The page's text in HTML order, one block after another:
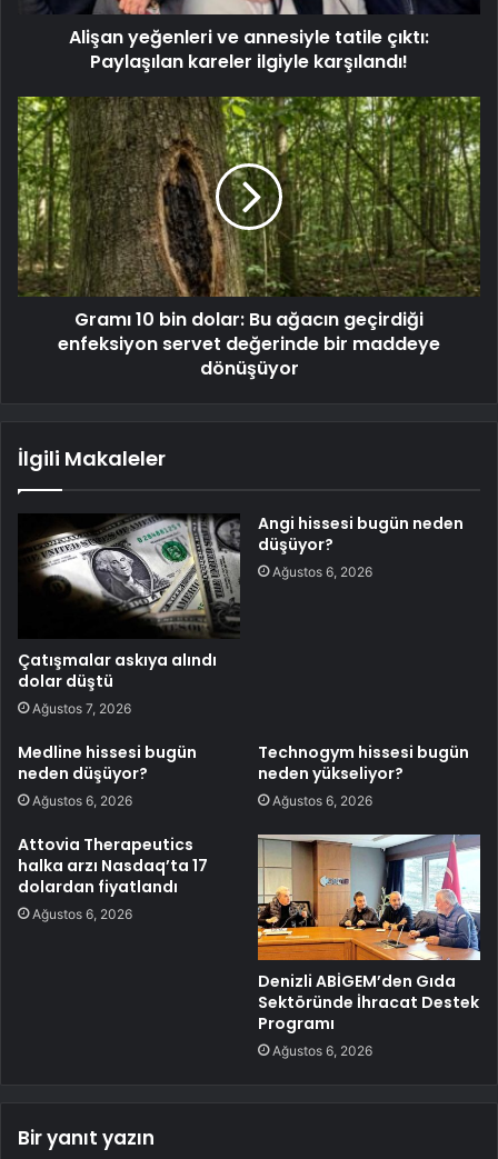
Alişan yeğenleri ve annesiyle tatile çıktı:
Paylaşılan kareler ilgiyle karşılandı!
Gramı 10 bin dolar: Bu ağacın geçirdiği
enfeksiyon servet değerinde bir maddeye
dönüşüyor
İlgili Makaleler
Çatışmalar askıya alındı
dolar düştü
Ağustos 7, 2026
Angi hissesi bugün neden
düşüyor?
Ağustos 6, 2026
Medline hissesi bugün
neden düşüyor?
Ağustos 6, 2026
Technogym hissesi bugün
neden yükseliyor?
Ağustos 6, 2026
Attovia Therapeutics
halka arzı Nasdaq’ta 17
dolardan fiyatlandı
Ağustos 6, 2026
Denizli ABİGEM’den Gıda
Sektöründe İhracat Destek
Programı
Ağustos 6, 2026
Bir yanıt yazın